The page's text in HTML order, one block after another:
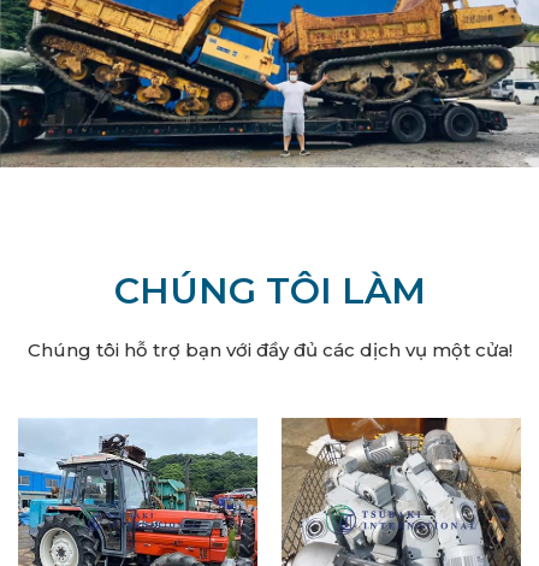
CHÚNG TÔI LÀM
Chúng tôi hỗ trợ bạn với đầy đủ các dịch vụ một cửa!